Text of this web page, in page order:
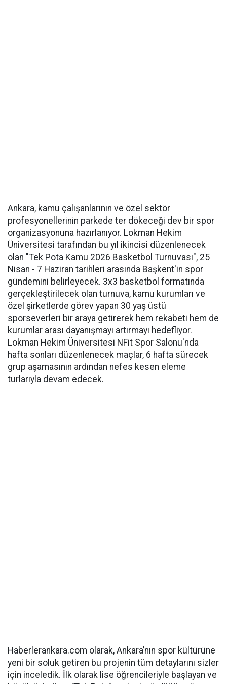
Ankara, kamu çalışanlarının ve özel sektör
profesyonellerinin parkede ter dökeceği dev bir spor
organizasyonuna hazırlanıyor. Lokman Hekim
Üniversitesi tarafından bu yıl ikincisi düzenlenecek
olan "Tek Pota Kamu 2026 Basketbol Turnuvası", 25
Nisan - 7 Haziran tarihleri arasında Başkent'in spor
gündemini belirleyecek. 3x3 basketbol formatında
gerçekleştirilecek olan turnuva, kamu kurumları ve
özel şirketlerde görev yapan 30 yaş üstü
sporseverleri bir araya getirerek hem rekabeti hem de
kurumlar arası dayanışmayı artırmayı hedefliyor.
Lokman Hekim Üniversitesi NFit Spor Salonu'nda
hafta sonları düzenlenecek maçlar, 6 hafta sürecek
grup aşamasının ardından nefes kesen eleme
turlarıyla devam edecek.
Haberlerankara.com olarak, Ankara’nın spor kültürüne
yeni bir soluk getiren bu projenin tüm detaylarını sizler
için inceledik. İlk olarak lise öğrencileriyle başlayan ve